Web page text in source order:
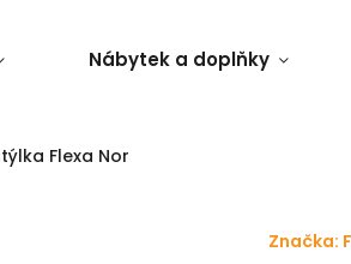
Nábytek a doplňky
Flexa Nor
Značka: